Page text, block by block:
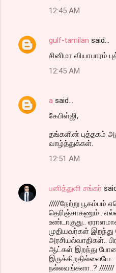
12:45 AM
gulf-tamilan said…
சினிமா வியாபாரம்
12:45 AM
a said…
கேபிள்ஜி,
தங்களின் புத்தகம்
வாழ்த்துக்கள்.
12:51 AM
பனித்துளி சங்கர்
/////நேற்று பூகம்பம்
தெரிஞ்சாகணும்..
உண்டாகுது..
முதியவர்கள்
அரசியல்வாதிகள்..
ஆட்கள் இறந்து
நல்லவங்களா..? ///////